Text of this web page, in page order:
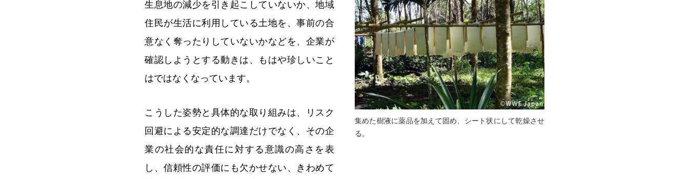
生息地の減少を引き起こしていないか、地域
住民が生活に利用している土地を、事前の合
意なく奪ったりしていないかなどを、企業が
確認しようとする動きは、もはや珍しいこと
はではなくなっています。
こうした姿勢と具体的な取り組みは、リスク
回避による安定的な調達だけでなく、その企
業の社会的な責任に対する意識の高さを表
し、信頼性の評価にも欠かせない、きわめて
集めた樹液に薬品を加えて固め、シート状にして乾燥させ
る。